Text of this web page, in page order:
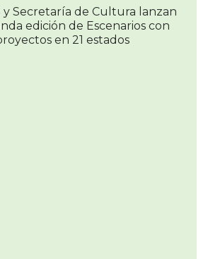
y Secretaría de Cultura lanzan
edición de Escenarios con
en 21 estados